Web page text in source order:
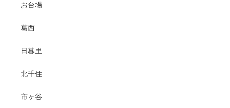
お台場
葛西
日暮里
北千住
市ヶ谷